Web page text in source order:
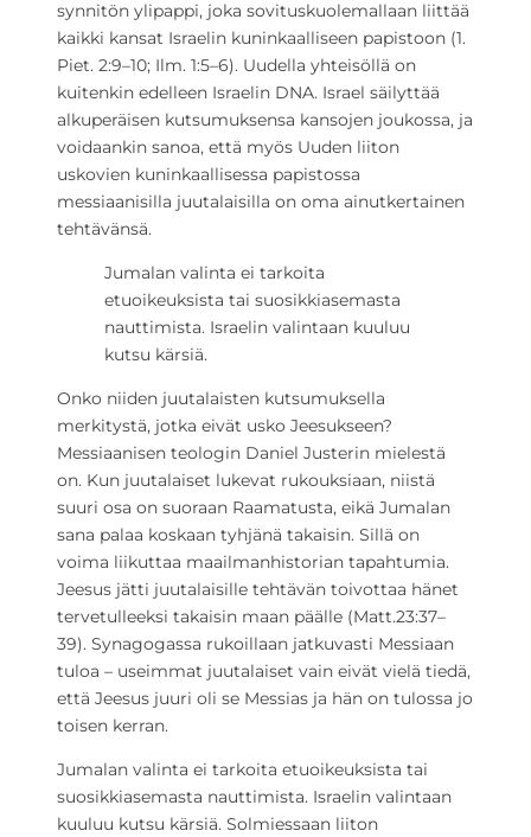
synnitön ylipappi, joka sovituskuolemallaan liittää
kaikki kansat Israelin kuninkaalliseen papistoon (1.
Piet. 2:9–10; Ilm. 1:5–6). Uudella yhteisöllä on
kuitenkin edelleen Israelin DNA. Israel säilyttää
alkuperäisen kutsumuksensa kansojen joukossa, ja
voidaankin sanoa, että myös Uuden liiton
uskovien kuninkaallisessa papistossa
messiaanisilla juutalaisilla on oma ainutkertainen
tehtävänsä.
Jumalan valinta ei tarkoita
etuoikeuksista tai suosikkiasemasta
nauttimista. Israelin valintaan kuuluu
kutsu kärsiä.
Onko niiden juutalaisten kutsumuksella
merkitystä, jotka eivät usko Jeesukseen?
Messiaanisen teologin Daniel Justerin mielestä
on. Kun juutalaiset lukevat rukouksiaan, niistä
suuri osa on suoraan Raamatusta, eikä Jumalan
sana palaa koskaan tyhjänä takaisin. Sillä on
voima liikuttaa maailmanhistorian tapahtumia.
Jeesus jätti juutalaisille tehtävän toivottaa hänet
tervetulleeksi takaisin maan päälle (Matt.23:37–
39). Synagogassa rukoillaan jatkuvasti Messiaan
tuloa – useimmat juutalaiset vain eivät vielä tiedä,
että Jeesus juuri oli se Messias ja hän on tulossa jo
toisen kerran.
Jumalan valinta ei tarkoita etuoikeuksista tai
suosikkiasemasta nauttimista. Israelin valintaan
kuuluu kutsu kärsiä. Solmiessaan liiton